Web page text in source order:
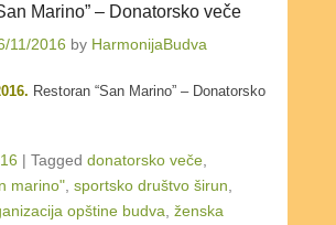
Marino” – Donatorsko veče
11/2016 by HarmonijaBudva
Restoran “San Marino” – Donatorsko
| Tagged donatorsko veče
marino" sportsko društvo širun
opštine budva ženska